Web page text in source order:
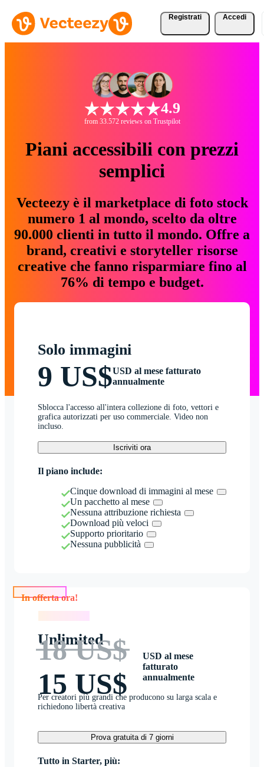
Registrati Accedi
4.9
from 33.572 reviews on Trustpilot
Piani accessibili con prezzi
semplici
Vecteezy è il marketplace di foto stock
numero 1 al mondo, scelto da oltre
90.000 clienti in tutto il mondo. Offre a
brand, creativi e storyteller risorse
creative che fanno risparmiare fino al
76% di tempo e budget.
Solo immagini
9 US$USD al mese fatturato
annualmente
Sblocca l'accesso all'intera collezione di foto, vettori e
grafica autorizzati per uso commerciale. Video non
incluso.
Iscriviti ora
Il piano include:
Cinque download di immagini al mese
Un pacchetto al mese
Nessuna attribuzione richiesta
Download più veloci
Supporto prioritario
Nessuna pubblicità
Unlimited
18 US$
15 US$
USD al mese
fatturato
annualmente
Per creatori più grandi che producono su larga scala e
richiedono libertà creativa
Prova gratuita di 7 giorni
Tutto in Starter, più: